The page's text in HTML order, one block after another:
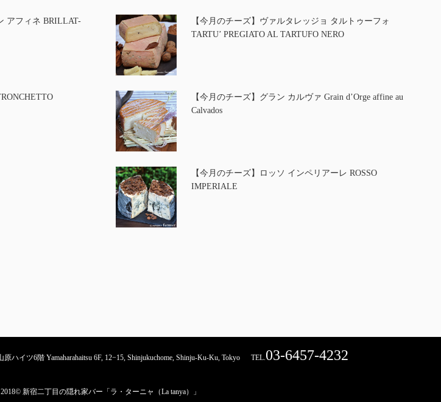
アフィネ BRILLAT-
【今月のチーズ】ヴァルタレッジョ タルトゥーフォ
TARTU’ PREGIATO AL TARTUFO NERO
【今月のチーズ】グラン カルヴァ Grain d’Orge affine au
Calvados
【今月のチーズ】ロッソ インペリアーレ ROSSO
IMPERIALE
ハイツ6階 Yamaharahaitsu 6F, 12−15, Shinjukuchome, Shinju-Ku-Ku, Tokyo TEL.03-6457-4232
2018© 新宿二丁目の隠れ家バー「ラ・ターニャ（La tanya）」